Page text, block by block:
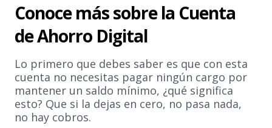
Conoce más sobre la Cuenta
de Ahorro Digital
Lo primero que debes saber es que con esta
cuenta no necesitas pagar ningún cargo por
mantener un saldo mínimo, ¿qué significa
esto? Que si la dejas en cero, no pasa nada,
no hay cobros.